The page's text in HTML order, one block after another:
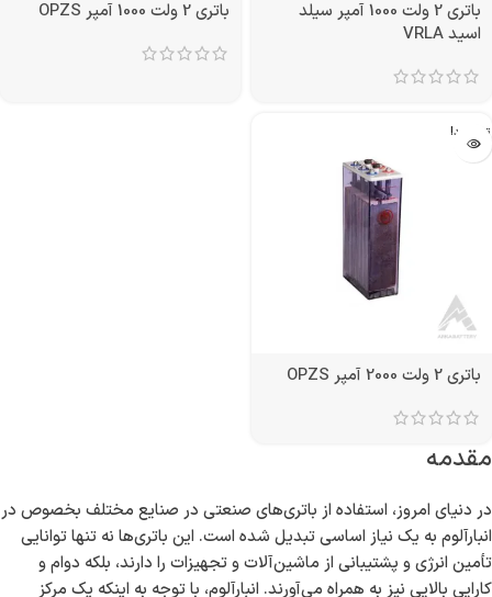
باتری 2 ولت 1000 آمپر سیلد
اسید VRLA
باتری 2 ولت 1000 آمپر OPZS
تمام شد!
باتری 2 ولت 2000 آمپر OPZS
مقدمه
در دنیای امروز، استفاده از باتری‌های صنعتی در صنایع مختلف بخصوص در
انبارآلوم به یک نیاز اساسی تبدیل شده است. این باتری‌ها نه تنها توانایی
تأمین انرژی و پشتیبانی از ماشین‌آلات و تجهیزات را دارند، بلکه دوام و
کارایی بالایی نیز به همراه می‌آورند. انبارآلوم، با توجه به اینکه یک مرکز